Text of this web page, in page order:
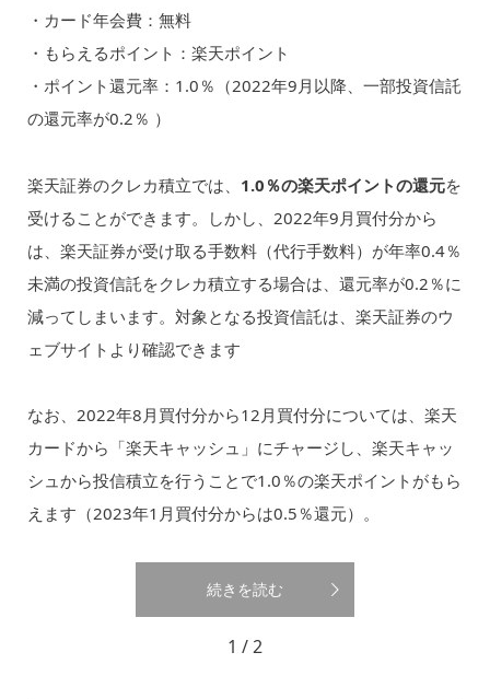
・カード年会費：無料
・もらえるポイント：楽天ポイント
・ポイント還元率：1.0％（2022年9月以降、一部投資信託
の還元率が0.2％ ）
楽天証券のクレカ積立では、 1.0％の楽天ポイントの還元を
受けることができます。しかし、2022年9月買付分から
は、楽天証券が受け取る手数料（代行手数料）が年率0.4％
未満の投資信託をクレカ積立する場合は、還元率が0.2％に
減ってしまいます。対象となる投資信託は、楽天証券のウ
ェブサイトより確認できます
なお、2022年8月買付分から12月買付分については、楽天
カードから「楽天キャッシュ」にチャージし、楽天キャッ
シュから投信積立を行うことで1.0％の楽天ポイントがもら
えます（2023年1月買付分からは0.5％還元）。
続きを読む
1 / 2